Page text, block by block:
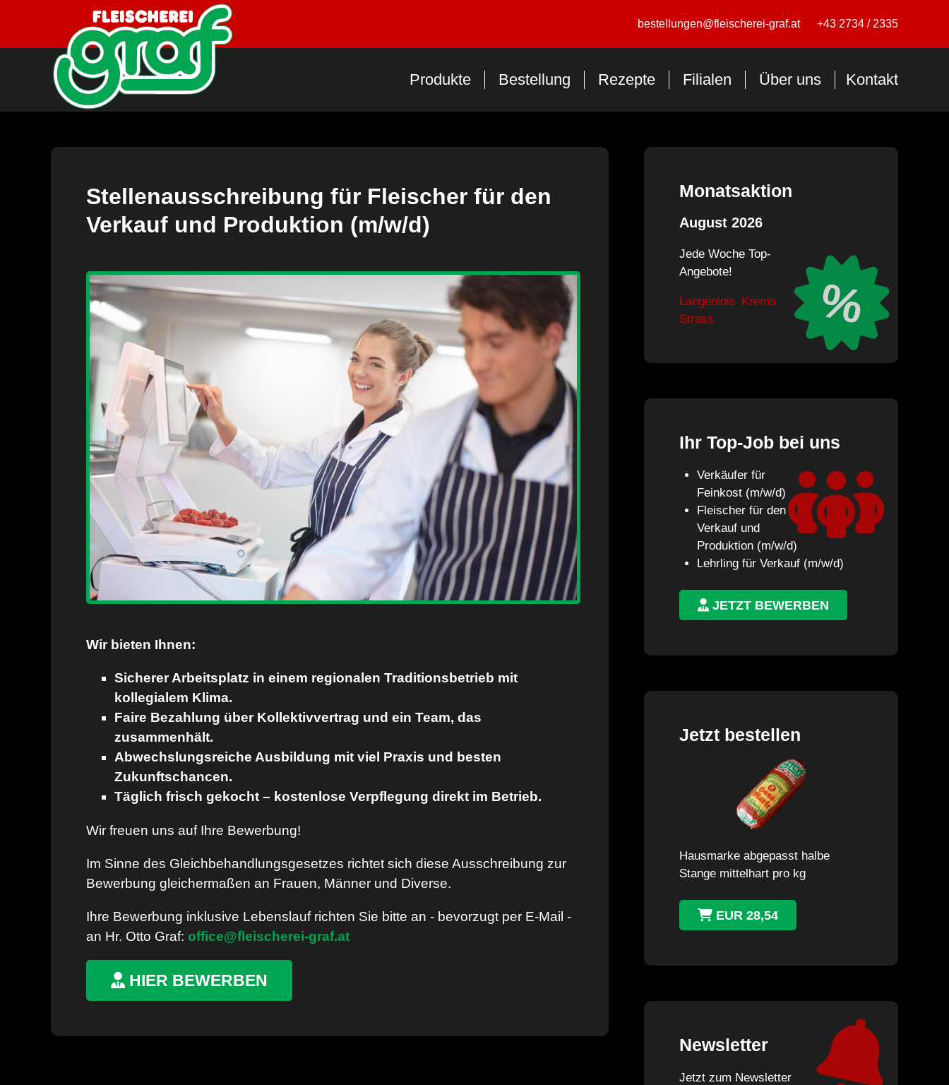
bestellungen@fleischerei-graf.at +43 2734 / 2335
Produkte Bestellung Rezepte Filialen Über uns Kontakt
Stellenausschreibung für Fleischer für den
Verkauf und Produktion (m/w/d)
Wir bieten Ihnen:
Sicherer Arbeitsplatz in einem regionalen Traditionsbetrieb mit
kollegialem Klima.
Faire Bezahlung über Kollektivvertrag und ein Team, das
zusammenhält.
Abwechslungsreiche Ausbildung mit viel Praxis und besten
Zukunftschancen.
Täglich frisch gekocht – kostenlose Verpflegung direkt im Betrieb.
Wir freuen uns auf Ihre Bewerbung!
Im Sinne des Gleichbehandlungsgesetzes richtet sich diese Ausschreibung zur
Bewerbung gleichermaßen an Frauen, Männer und Diverse.
Ihre Bewerbung inklusive Lebenslauf richten Sie bitte an - bevorzugt per E-Mail -
an Hr. Otto Graf: office@fleischerei-graf.at
HIER BEWERBEN
%
Monatsaktion
August 2026
Jede Woche Top-
Angebote!
Langenlois Krems
Strass
Ihr Top-Job bei uns
Verkäufer für
Feinkost (m/w/d)
Fleischer für den
Verkauf und
Produktion (m/w/d)
Lehrling für Verkauf (m/w/d)
JETZT BEWERBEN
Jetzt bestellen
Hausmarke abgepasst halbe
Stange mittelhart pro kg
EUR 28,54
Newsletter
Jetzt zum Newsletter